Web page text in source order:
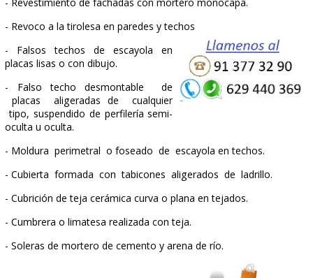
cualquier tipo.
- Suministro y colocación de rejillas de ventilación.
- Estanterías, murales, etc. de placas de escayola.
- Formación de peldaños de escalera de ladrillo.
- Apertura de hueco para rejillas de ventilación.
- Tendido de yeso negro vivo y enlucido de yeso
paredes y techos.
- Ayudas de albañilería a instalación de Electricidad,
Calefacción, Climatización, incluyendo mano
de obra en carga y descarga de materiales, apertura y